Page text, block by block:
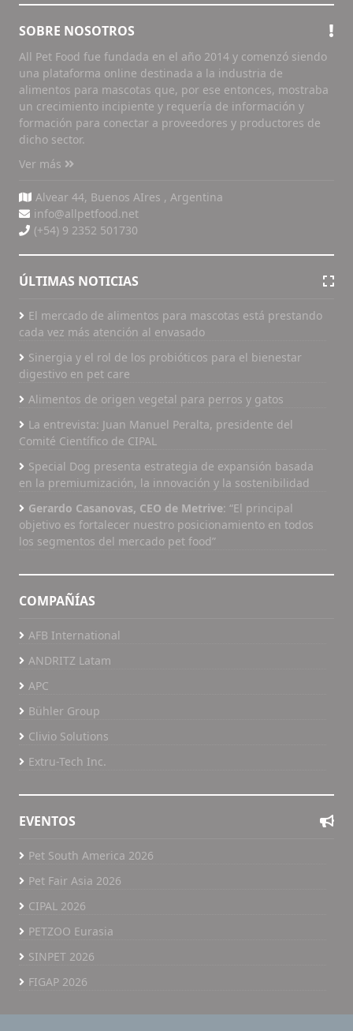
SOBRE NOSOTROS
All Pet Food fue fundada en el año 2014 y comenzó siendo
una plataforma online destinada a la industria de
alimentos para mascotas que, por ese entonces, mostraba
un crecimiento incipiente y requería de información y
formación para conectar a proveedores y productores de
dicho sector.
Ver más
Alvear 44, Buenos AIres , Argentina
info@allpetfood.net
(+54) 9 2352 501730
ÚLTIMAS NOTICIAS
El mercado de alimentos para mascotas está prestando
cada vez más atención al envasado
Sinergia y el rol de los probióticos para el bienestar
digestivo en pet care
Alimentos de origen vegetal para perros y gatos
La entrevista: Juan Manuel Peralta, presidente del
Comité Científico de CIPAL
Special Dog presenta estrategia de expansión basada
en la premiumización, la innovación y la sostenibilidad
Gerardo Casanovas, CEO de Metrive: “El principal
objetivo es fortalecer nuestro posicionamiento en todos
los segmentos del mercado pet food”
COMPAÑÍAS
AFB International
ANDRITZ Latam
APC
Bühler Group
Clivio Solutions
Extru-Tech Inc.
EVENTOS
Pet South America 2026
Pet Fair Asia 2026
CIPAL 2026
PETZOO Eurasia
SINPET 2026
FIGAP 2026